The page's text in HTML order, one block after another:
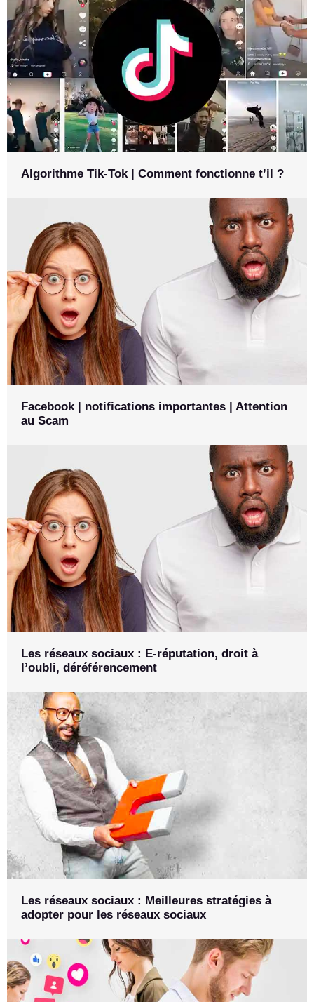
Algorithme Tik-Tok | Comment fonctionne t’il ?
Facebook | notifications importantes | Attention
au Scam
Les réseaux sociaux : E-réputation, droit à
l’oubli, déréférencement
Les réseaux sociaux : Meilleures stratégies à
adopter pour les réseaux sociaux